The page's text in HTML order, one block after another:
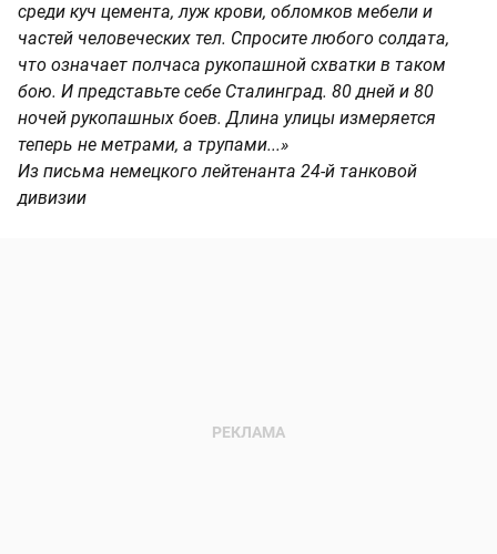
среди куч цемента, луж крови, обломков мебели и
частей человеческих тел. Спросите любого солдата,
что означает полчаса рукопашной схватки в таком
бою. И представьте себе Сталинград. 80 дней и 80
ночей рукопашных боев. Длина улицы измеряется
теперь не метрами, а трупами...»
Из письма немецкого лейтенанта 24-й танковой
дивизии